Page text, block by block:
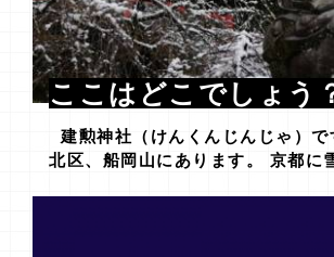
ここはどこでしょう
建勲神社（けんくんじんじゃ）で
北区、船岡山にあります。 京都に